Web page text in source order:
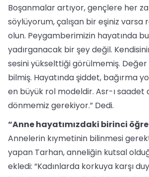
Boşanmalar artıyor, gençlere her
söylüyorum, çalışan bir eşiniz varsa
olun. Peygamberimizin hayatında
yadırganacak bir şey değil.
sesini yükselttiği görülmemiş. Değer
bilmiş. Hayatında şiddet, bağırma
en büyük rol modeldir. Asr-ı saadet
dönmemiz gerekiyor.” Dedi.
“Anne hayatımızdaki birinci
Annelerin kıymetinin bilinmesi
yapan Tarhan, anneliğin kutsal
ekledi: “Kadınlarda korkuya karşı